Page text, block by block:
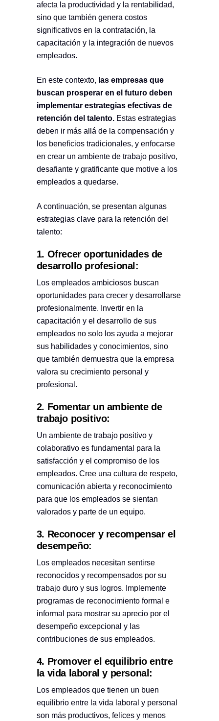
afecta la productividad y la rentabilidad,
sino que también genera costos
significativos en la contratación, la
capacitación y la integración de nuevos
empleados.
En este contexto, las empresas que
buscan prosperar en el futuro deben
implementar estrategias efectivas de
retención del talento.Estas estrategias
deben ir más allá de la compensación y
los beneficios tradicionales, y enfocarse
en crear un ambiente de trabajo positivo,
desafiante y gratificante que motive a los
empleados a quedarse.
A continuación, se presentan algunas
estrategias clave para la retención del
talento:
1. Ofrecer oportunidades de
desarrollo profesional:
Los empleados ambiciosos buscan
oportunidades para crecer y desarrollarse
profesionalmente. Invertir en la
capacitación y el desarrollo de sus
empleados no solo los ayuda a mejorar
sus habilidades y conocimientos, sino
que también demuestra que la empresa
valora su crecimiento personal y
profesional.
2. Fomentar un ambiente de
trabajo positivo:
Un ambiente de trabajo positivo y
colaborativo es fundamental para la
satisfacción y el compromiso de los
empleados. Cree una cultura de respeto,
comunicación abierta y reconocimiento
para que los empleados se sientan
valorados y parte de un equipo.
3. Reconocer y recompensar el
desempeño:
Los empleados necesitan sentirse
reconocidos y recompensados por su
trabajo duro y sus logros. Implemente
programas de reconocimiento formal e
informal para mostrar su aprecio por el
desempeño excepcional y las
contribuciones de sus empleados.
4. Promover el equilibrio entre
la vida laboral y personal:
Los empleados que tienen un buen
equilibrio entre la vida laboral y personal
son más productivos, felices y menos